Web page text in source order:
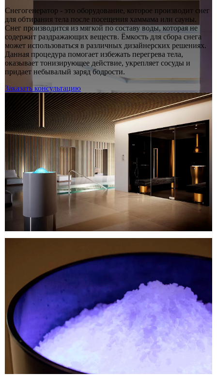
Снегогенератор - это оборудование, которое производит снег
для обтирания тела после посещения хаммама или сауны.
Снег производится из мягкой по составу воды, которая не
содержит раздражающих веществ. Ёмкость для сбора снега
может использоваться в различных дизайнерских решениях.
Данная процедура помогает избежать перегрева тела,
оказывает тонизирующее действие, укрепляет сосуды и
придает небывалый заряд бодрости.
Заказать консультацию